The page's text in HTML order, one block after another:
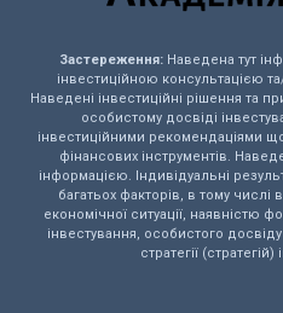
Застереження:Наведена тут
інвестиційною консультацією
Наведені інвестиційні рішення та
особистому досвіді
інвестиційними рекомендаціями
фінансових інструментів.
інформацією. Індивідуальні
багатьох факторів, в тому числі
економічної ситуації, наявністю
інвестування, особистого
стратегії